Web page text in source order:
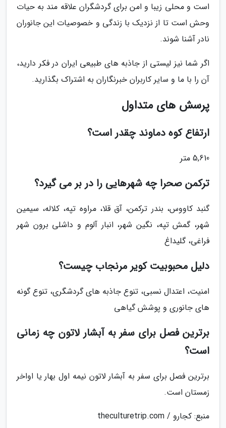
است و محلی زیبا و امن برای گردشگران علاقه مند به حیات
وحش است تا از نزدیک با زندگی و خصوصیات این جانوران
نادر آشنا شوند.
اگر شما نیز لیستی از جاذبه های طبیعی ایران در فکر دارید،
آن را با ما و سایر کاربران خبرنگاران به اشتراک بگذارید.
پرسش های متداول
ارتفاع کوه دماوند چقدر است؟
5,610 متر
ترکمن صحرا چه شهرهایی را در بر می گیرد؟
گنبد کاووس، بندر ترکمن، آق قلا، مراوه تپه، کلاله، سیمین
شهر، گمش تپه، نگین شهر، انبار آلوم و داشلی برون شهر
فراغی، گلیداغ
دلیل محبوبیت کویر مرنجاب چیست؟
امنیت، اعتدال نسبی، تنوع جاذبه های گردشگری، تنوع گونه
های جانوری و پوشش گیاهی
برترین فصل برای سفر به آبشار لاتون چه زمانی
است؟
برترین فصل برای سفر به آبشار لاتون نیمه اول بهار یا اواخر
زمستان است.
منبع: کجارو / theculturetrip.com